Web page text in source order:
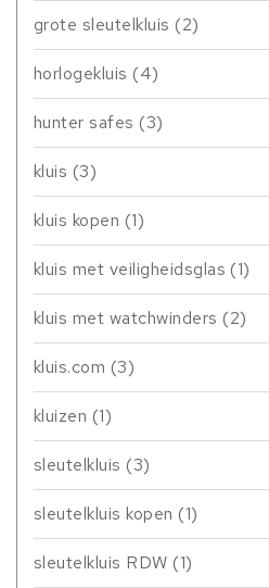
grote sleutelkluis (2)
horlogekluis (4)
hunter safes (3)
kluis (3)
kluis kopen (1)
kluis met veiligheidsglas (1)
kluis met watchwinders (2)
kluis.com (3)
kluizen (1)
sleutelkluis (3)
sleutelkluis kopen (1)
sleutelkluis RDW (1)